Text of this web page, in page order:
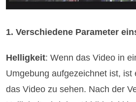
1. Verschiedene Parameter
Helligkeit: Wenn das Video in
Umgebung aufgezeichnet ist, ist
das Video zu sehen. Nach der